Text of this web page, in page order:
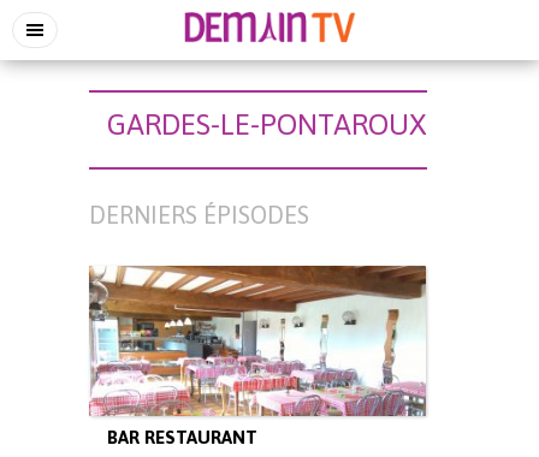
GARDES-LE-PONTAROUX
DERNIERS ÉPISODES
BAR RESTAURANT